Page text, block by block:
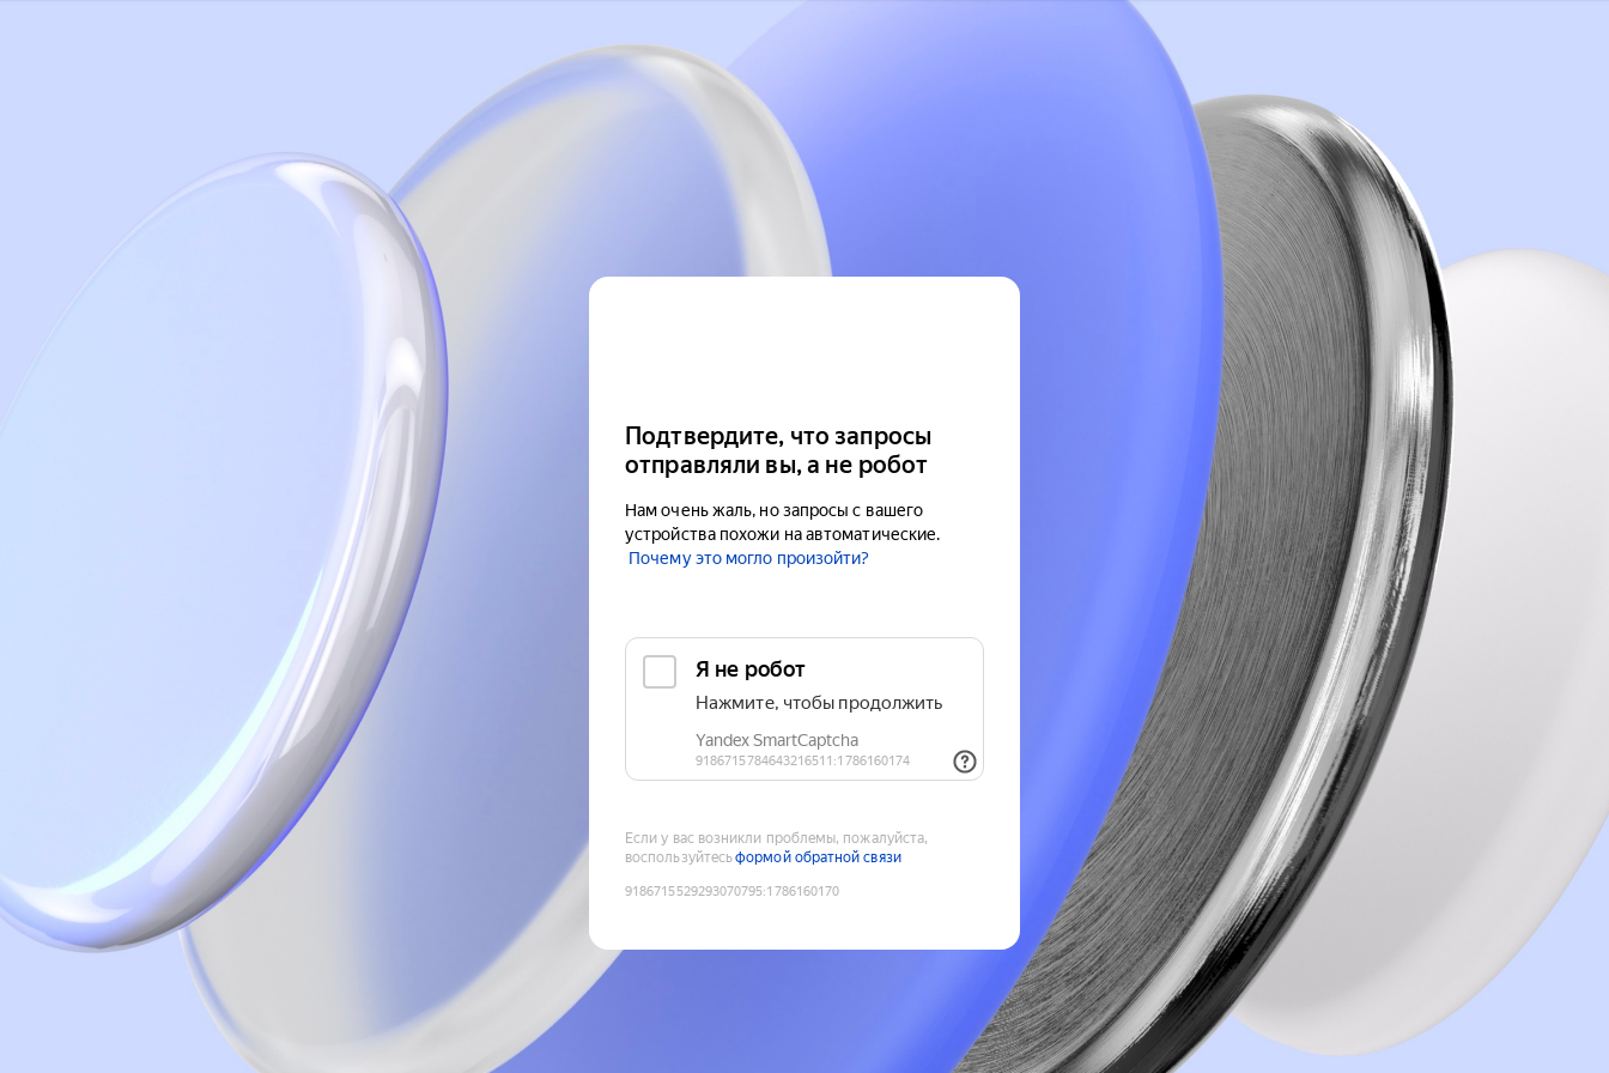
Подтвердите, что запросы
отправляли вы, а не робот
Нам очень жаль, но запросы с вашего
устройства похожи на автоматические.
Почему это могло произойти?
Если у вас возникли проблемы, пожалуйста,
воспользуйтесьформой обратной связи
9186715529293070795:1786160170